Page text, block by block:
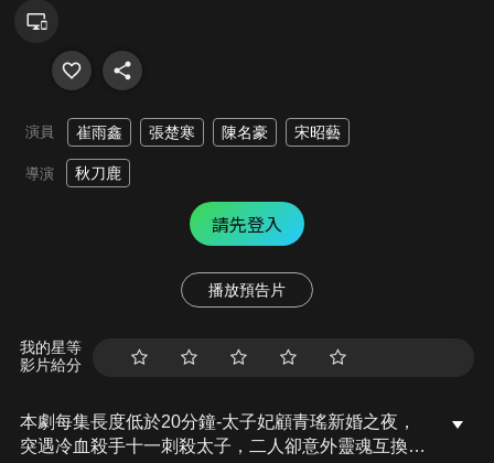
演員 崔雨鑫 張楚寒 陳名豪 宋昭藝
導演 秋刀鹿
請先登入
播放預告片
我的星等
影片給分
本劇每集長度低於20分鐘-太子妃顧青瑤新婚之夜，
突遇冷血殺手十一刺殺太子，二人卻意外靈魂互換。